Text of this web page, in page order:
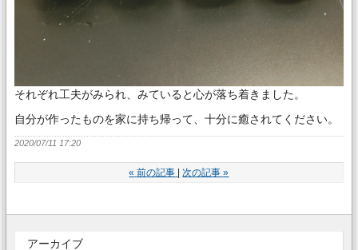
それぞれ工夫がみられ、みていると心が落ち着きました。
自分が作ったものを家に持ち帰って、十分に癒されてください。
2020/07/11 17:20
« 前の記事 次の記事 »
アーカイブ